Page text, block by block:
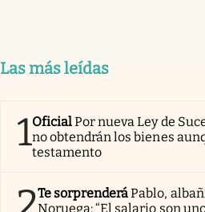
Las más leídas
1OficialPor nueva Ley de
no obtendrán los bienes
testamento
Te sorprenderáPablo,
Noruega: “El salario son